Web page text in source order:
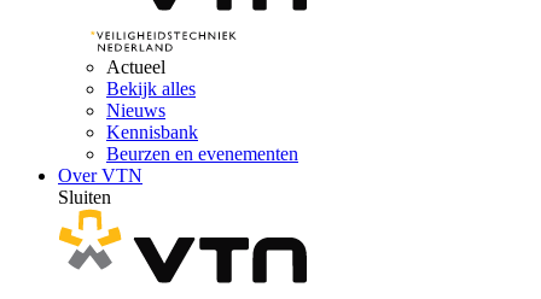
Actueel
Bekijk alles
Nieuws
Kennisbank
Beurzen en evenementen
Over VTN
Sluiten